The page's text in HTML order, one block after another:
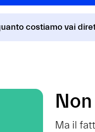
costiamo vai
Ma il